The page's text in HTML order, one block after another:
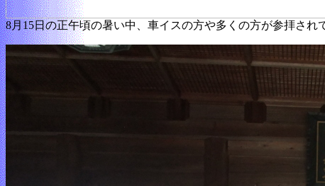
8月15日の正午頃の暑い中、車イスの方や多くの方が参拝され